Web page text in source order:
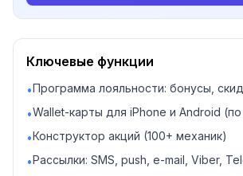
Ключевые функции
•Программа лояльности: бонусы,
•Wallet-карты для iPhone и Android (по
•Конструктор акций (100+ механик)
•Рассылки: SMS, push, e-mail, Viber,